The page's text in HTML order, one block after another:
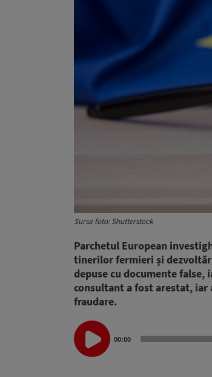
Sursa foto: Shutterstock
Parchetul European
tinerilor fermieri și
depuse cu documente
consultant a fost arestat, iar
fraudare.
Audio
Player
00:00